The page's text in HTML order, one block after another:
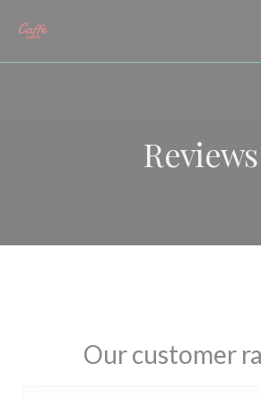
Reviews
Our customer